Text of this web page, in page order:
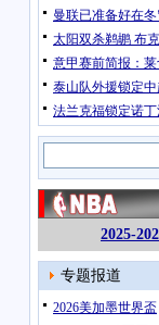
曼联已准备好在
太阳双杀鹈鹕 布
意甲赛前简报：
泰山队外援锁定
法兰克福锁定诺
2025-
专题报道
2026美加墨世界盃